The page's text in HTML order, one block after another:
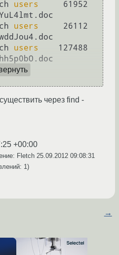
users
     61952
users
     26112
users
    127488
$
через find -
+00:00
Fletch 25.09.2012 09:08:31
1)
→